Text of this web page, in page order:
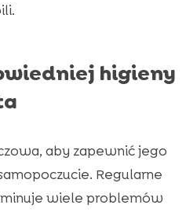
higieny
aby zapewnić jego
Regularne
wiele problemów